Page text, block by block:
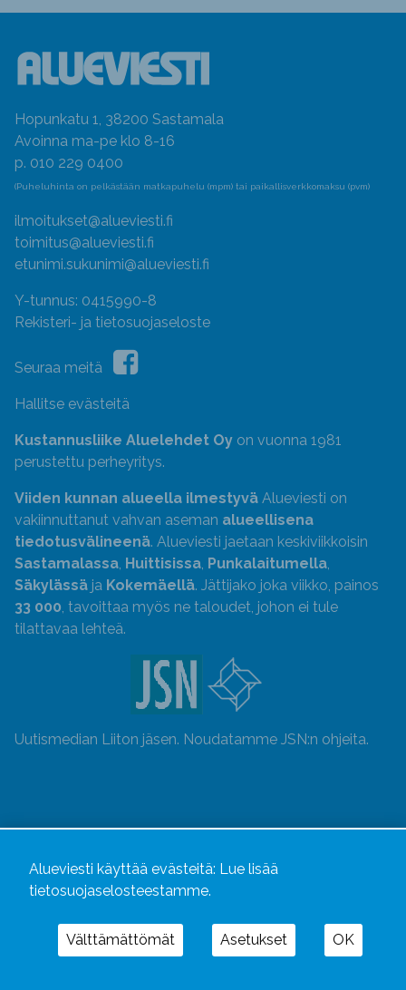
Hopunkatu 1, 38200 Sastamala
Avoinna ma-pe klo 8-16
p. 010 229 0400
(Puheluhinta on pelkästään matkapuhelu (mpm) tai paikallisverkkomaksu (pvm)
ilmoitukset@alueviesti.fi
toimitus@alueviesti.fi
etunimi.sukunimi@alueviesti.fi
Y-tunnus: 0415990-8
Rekisteri- ja tietosuojaseloste
Seuraa meitä
Hallitse evästeitä
Kustannusliike Aluelehdet Oy on vuonna 1981
perustettu perheyritys.
Viiden kunnan alueella ilmestyvä Alueviesti on
vakiinnuttanut vahvan aseman alueellisena
tiedotusvälineenä. Alueviesti jaetaan keskiviikkoisin
Sastamalassa, Huittisissa, Punkalaitumella,
Säkylässä ja Kokemäellä. Jättijako joka viikko, painos
33 000, tavoittaa myös ne taloudet, johon ei tule
tilattavaa lehteä.
Uutismedian Liiton jäsen. Noudatamme JSN:n ohjeita.
Alueviesti käyttää evästeitä: Lue lisää
tietosuojaselosteestamme.
Välttämättömät Asetukset OK